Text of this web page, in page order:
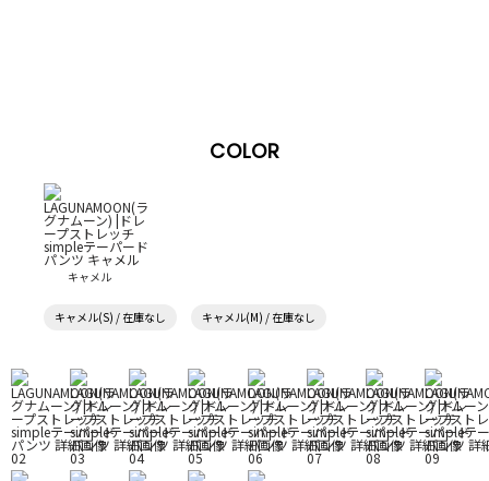
COLOR
キャメル
キャメル(S) / 在庫なし キャメル(M) / 在庫なし